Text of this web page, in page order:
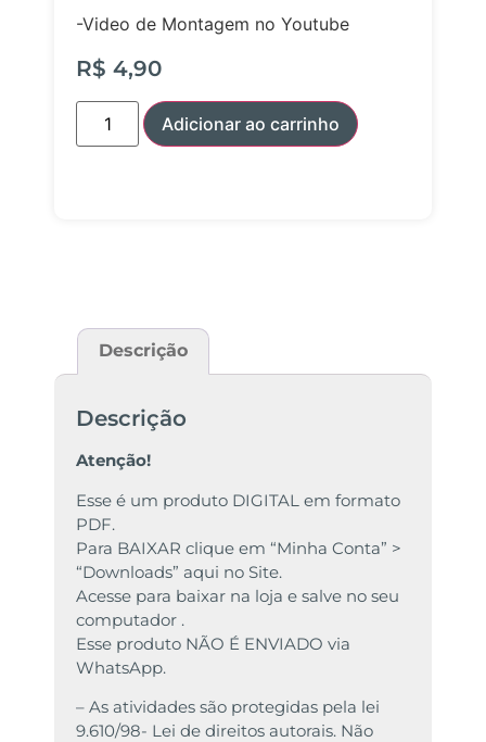
-Video de Montagem no Youtube
R$ 4,90
Adicionar ao carrinho
Descrição
Descrição
Atenção!
Esse é um produto DIGITAL em formato
PDF.
Para BAIXAR clique em “Minha Conta” >
“Downloads” aqui no Site.
Acesse para baixar na loja e salve no seu
computador .
Esse produto NÃO É ENVIADO via
WhatsApp.
– As atividades são protegidas pela lei
9.610/98- Lei de direitos autorais. Não